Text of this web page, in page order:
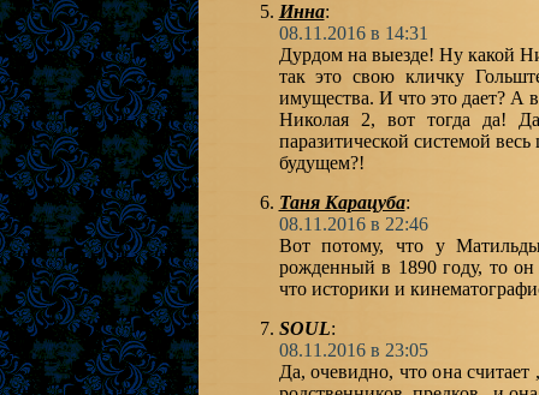
Инна:
08.11.2016 в 14:31
Дурдом на выезде! Ну какой
так это свою кличку
имущества. И что это дает? А
Николая 2, вот тогда да!
паразитической системой
будущем?!
Таня Карацуба:
08.11.2016 в 22:46
Вот потому, что у
рожденный в 1890 году, то
что историки и
SOUL:
08.11.2016 в 23:05
Да, очевидно, что она